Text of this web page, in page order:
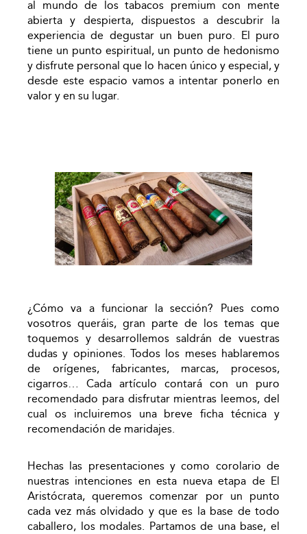
al mundo de los tabacos premium con mente
abierta y despierta, dispuestos a descubrir la
experiencia de degustar un buen puro. El puro
tiene un punto espiritual, un punto de hedonismo
y disfrute personal que lo hacen único y especial, y
desde este espacio vamos a intentar ponerlo en
valor y en su lugar.
¿Cómo va a funcionar la sección? Pues como
vosotros queráis, gran parte de los temas que
toquemos y desarrollemos saldrán de vuestras
dudas y opiniones. Todos los meses hablaremos
de orígenes, fabricantes, marcas, procesos,
cigarros… Cada artículo contará con un puro
recomendado para disfrutar mientras leemos, del
cual os incluiremos una breve ficha técnica y
recomendación de maridajes.
Hechas las presentaciones y como corolario de
nuestras intenciones en esta nueva etapa de El
Aristócrata, queremos comenzar por un punto
cada vez más olvidado y que es la base de todo
caballero, los modales. Partamos de una base, el